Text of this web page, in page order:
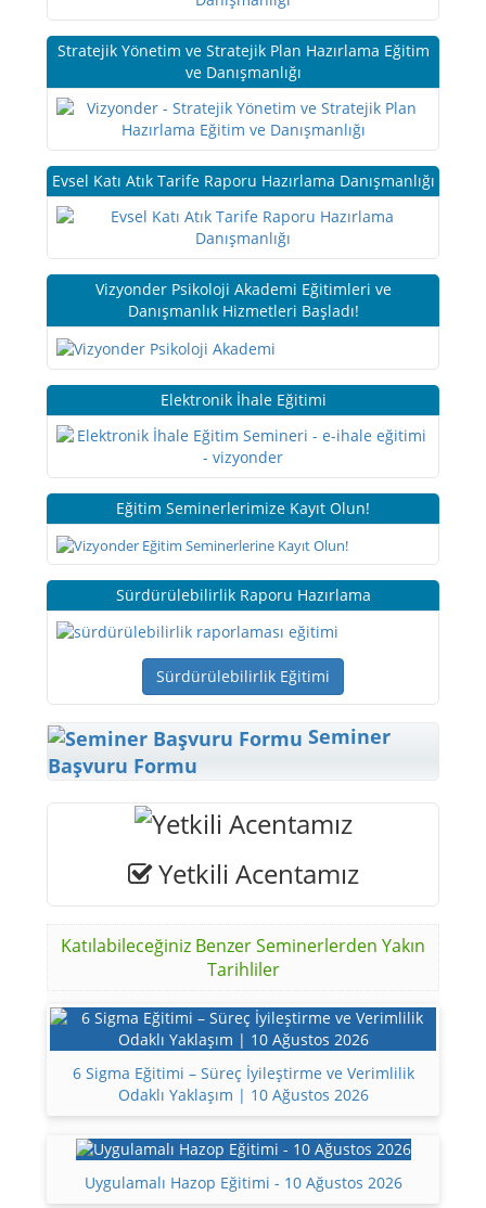
Stratejik Yönetim ve Stratejik Plan Hazırlama Eğitim
ve Danışmanlığı
Evsel Katı Atık Tarife Raporu Hazırlama Danışmanlığı
Vizyonder Psikoloji Akademi Eğitimleri ve
Danışmanlık Hizmetleri Başladı!
Elektronik İhale Eğitimi
Eğitim Seminerlerimize Kayıt Olun!
Sürdürülebilirlik Raporu Hazırlama
Sürdürülebilirlik Eğitimi
Seminer
Başvuru Formu
Yetkili Acentamız
Katılabileceğiniz Benzer Seminerlerden Yakın
Tarihliler
6 Sigma Eğitimi – Süreç İyileştirme ve Verimlilik
Odaklı Yaklaşım | 10 Ağustos 2026
Uygulamalı Hazop Eğitimi - 10 Ağustos 2026